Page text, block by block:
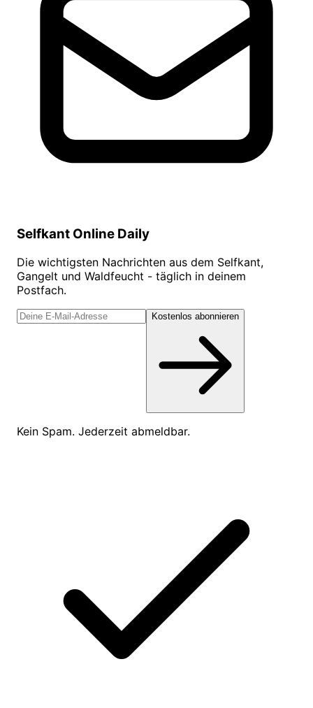
Selfkant Online Daily
Die wichtigsten Nachrichten aus dem Selfkant,
Gangelt und Waldfeucht - täglich in deinem
Postfach.
Kostenlos abonnieren
Kein Spam. Jederzeit abmeldbar.